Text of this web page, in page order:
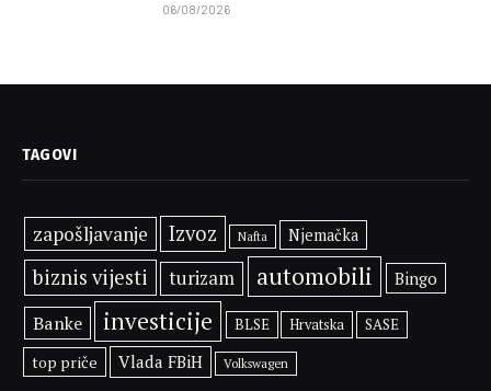
06/08/2026
TAGOVI
zapošljavanje Izvoz Nafta Njemačka
biznis vijesti turizam automobili Bingo
Banke investicije BLSE Hrvatska SASE
top priče Vlada FBiH Volkswagen